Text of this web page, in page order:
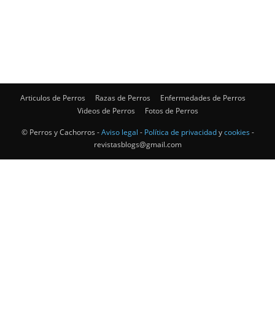
Perros
Articulos de Perros Razas de Perros
Enfermedades de Perros
Videos de Perros
Fotos de Perros
© Perros y Cachorros -Aviso legal - Política de privacidadycookies -
revistasblogs@gmail.com